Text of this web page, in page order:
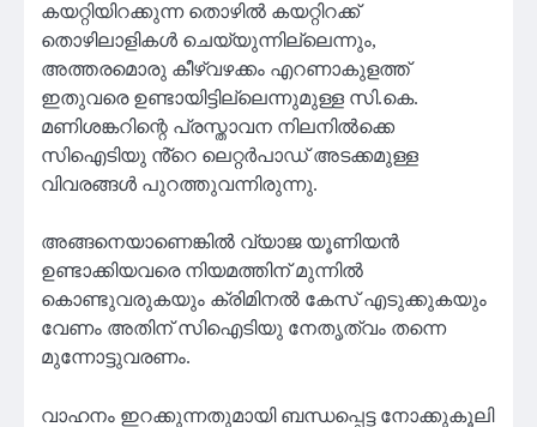
കയറ്റിയിറക്കുന്ന തൊഴിൽ കയറ്റിറക്ക്
തൊഴിലാളികൾ ചെയ്യുന്നില്ലെന്നും,
അത്തരമൊരു കീഴ്വഴക്കം എറണാകുളത്ത്
ഇതുവരെ ഉണ്ടായിട്ടില്ലെന്നുമുള്ള സി.കെ.
മണിശങ്കറിന്റെ പ്രസ്താവന നിലനിൽക്കെ
സിഐടിയു ൻ്റെ ലെറ്റർപാഡ് അടക്കമുള്ള
വിവരങ്ങൾ പുറത്തുവന്നിരുന്നു.
അങ്ങനെയാണെങ്കിൽ വ്യാജ യൂണിയൻ
ഉണ്ടാക്കിയവരെ നിയമത്തിന് മുന്നിൽ
കൊണ്ടുവരുകയും ക്രിമിനൽ കേസ് എടുക്കുകയും
വേണം അതിന് സിഐടിയു നേതൃത്വം തന്നെ
മുന്നോട്ടുവരണം.
വാഹനം ഇറക്കുന്നതുമായി ബന്ധപ്പെട്ട നോക്കുകൂലി